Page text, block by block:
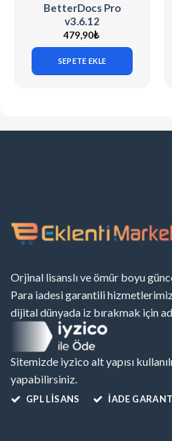
BetterDocs Pro
v3.6.12
479,90₺
SEPETE EKLE
Orjinal lisanslı ve ömür boyu
Para iadesi garantili
dijital dünyada iz bırakmak için
Sitemizde iyzico alt yapısı
yapabilirsiniz.
GPL LISANS İADE